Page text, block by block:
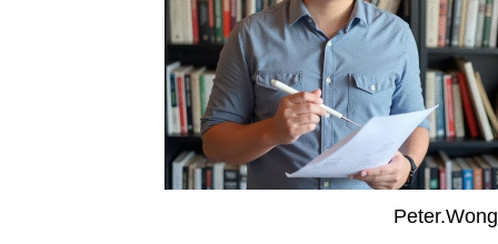
Peter.Wong